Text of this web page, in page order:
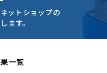
ットショップの
ます。
一覧